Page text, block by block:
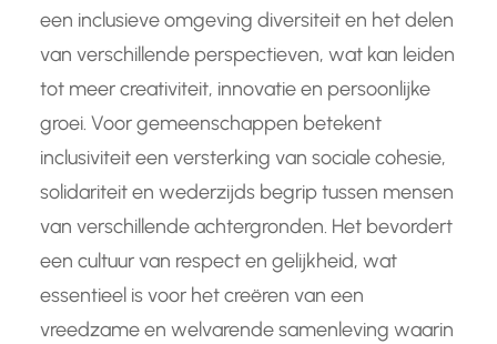
een inclusieve omgeving diversiteit en het delen
van verschillende perspectieven, wat kan leiden
tot meer creativiteit, innovatie en persoonlijke
groei. Voor gemeenschappen betekent
inclusiviteit een versterking van sociale cohesie,
solidariteit en wederzijds begrip tussen mensen
van verschillende achtergronden. Het bevordert
een cultuur van respect en gelijkheid, wat
essentieel is voor het creëren van een
vreedzame en welvarende samenleving waarin